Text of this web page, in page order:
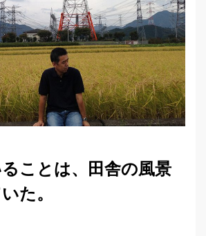
ことは、田舎の風景
た。